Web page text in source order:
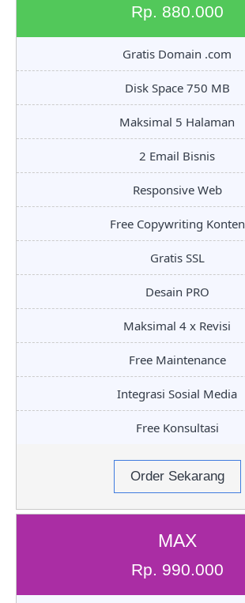
Rp. 880.000
Gratis Domain .com
Disk Space 750 MB
Maksimal 5 Halaman
2 Email Bisnis
Responsive Web
Free Copywriting Konten
Gratis SSL
Desain PRO
Maksimal 4 x Revisi
Free Maintenance
Integrasi Sosial Media
Free Konsultasi
Order Sekarang
MAX
Rp. 990.000